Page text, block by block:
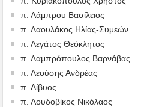
π. Λάμπρου Βασίλειος
π. Λαουλάκος Ηλίας-Συμεών
π. Λεγάτος Θεόκλητος
π. Λαμπρόπουλος Βαρνάβας
π. Λεούσης Ανδρέας
π. Λίβυος
π. Λουδοβίκος Νικόλαος